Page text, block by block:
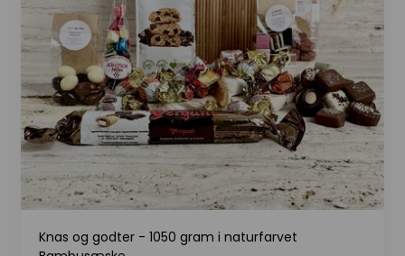
Knas og godter - 1050 gram i naturfarvet